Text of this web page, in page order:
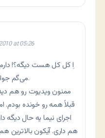
at 05:26
اِ کل کل هست دیگه؟!
می‌گم جواب سر بالا می‌دی.
ممنون ویدیوت رو هم
قبلاً همه رو خونده بودم.
اجرای نیما یه حال دیگه
هم داری. آیکون